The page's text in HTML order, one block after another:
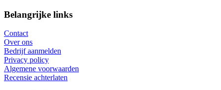
Belangrijke links
Contact
Over ons
Bedrijf aanmelden
Privacy policy
Algemene voorwaarden
Recensie achterlaten